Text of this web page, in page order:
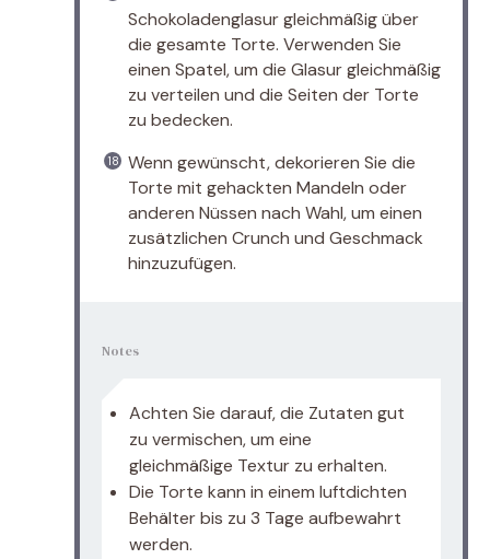
Schokoladenglasur gleichmäßig über
die gesamte Torte. Verwenden Sie
einen Spatel, um die Glasur gleichmäßig
zu verteilen und die Seiten der Torte
zu bedecken.
Wenn gewünscht, dekorieren Sie die
Torte mit gehackten Mandeln oder
anderen Nüssen nach Wahl, um einen
zusätzlichen Crunch und Geschmack
hinzuzufügen.
Notes
Achten Sie darauf, die Zutaten gut
zu vermischen, um eine
gleichmäßige Textur zu erhalten.
Die Torte kann in einem luftdichten
Behälter bis zu 3 Tage aufbewahrt
werden.